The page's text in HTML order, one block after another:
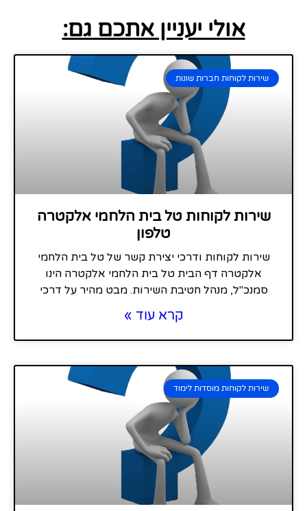
אולי יעניין אתכם גם:
שירות לקוחות חברות שונות
שירות לקוחות טל בית הלחמי אלקטרה
טלפון
שירות לקוחות ודרכי יצירת קשר של טל בית הלחמי
אלקטרה דף הבית טל בית הלחמי אלקטרה הינו
סמנכ"ל, מנהל חטיבת השירות. מבט מהיר על דרכי
קרא עוד »
שירות לקוחות מוסדות לימוד